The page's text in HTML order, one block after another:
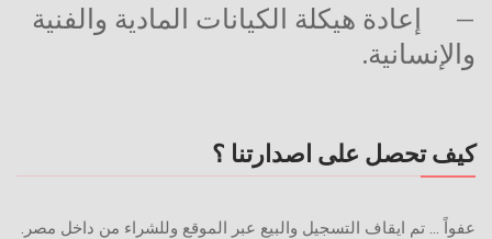
كيف تحصل على اصدارتنا ؟
عفواً ... تم ايقاف التسجيل والبيع عبر الموقع وللشراء من داخل مصر.
–
إعادة هيكلة الكيانات المادية والفنية
والإنسانية.